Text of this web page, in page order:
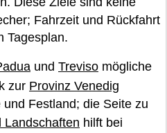
Fahrzeit und Rückfahrt
Tagesplan.
und Treviso mögliche
zur Provinz Venedig
Festland; die Seite zu
Landschaften hilft bei